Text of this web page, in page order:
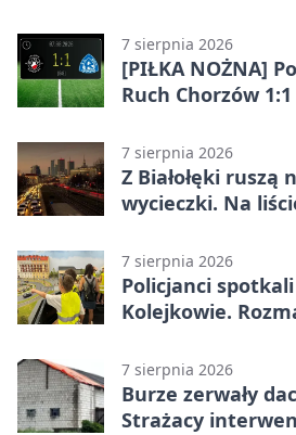
7 sierpnia 2026
[PIŁKA NOŻNA]
Ruch Chorzów
7 sierpnia 2026
Z Białołęki ruszą
wycieczki. Na
7 sierpnia 2026
Policjanci
Kolejkowie.
7 sierpnia 2026
Burze zerwały
Strażacy